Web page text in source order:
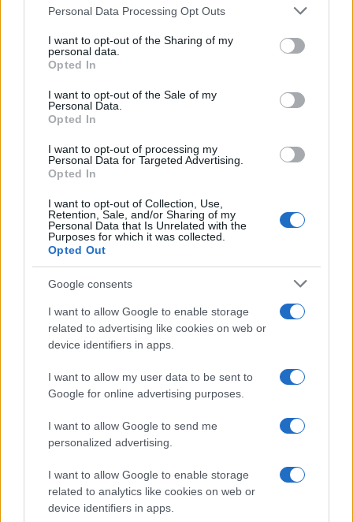
Please note that this website/app uses one or more Google
not limited to your visit or usage behaviour. You may click to
grant or deny consent to Google and its third-party tags to
use your data for below specified purposes in below Google
consent section.
Personal Data Processing Opt Outs
I want to opt-out of the Sharing of my
personal data.
Opted In
I want to opt-out of the Sale of my
Personal Data.
Opted In
I want to opt-out of processing my
Personal Data for Targeted Advertising.
Opted In
I want to opt-out of Collection, Use,
Retention, Sale, and/or Sharing of my
Personal Data that Is Unrelated with the
Purposes for which it was collected.
Opted Out
Google consents
I want to allow Google to enable storage
related to advertising like cookies on web or
device identifiers in apps.
I want to allow my user data to be sent to
Google for online advertising purposes.
I want to allow Google to send me
personalized advertising.
I want to allow Google to enable storage
related to analytics like cookies on web or
device identifiers in apps.
Guía para evaluar RWA: custodios, oráculos, liquidez y riesgo
Marta Ruiz · 6 Ago 2026
INVERSIONES
Diferencias entre análisis técnico y fundamental: cuándo
aplicar cada método